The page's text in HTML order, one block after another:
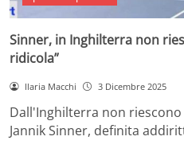
Sinner, in Inghilterra non
ridicola”
Ilaria Macchi 3 Dicembre 2025
Dall'Inghilterra non
Jannik Sinner, definita